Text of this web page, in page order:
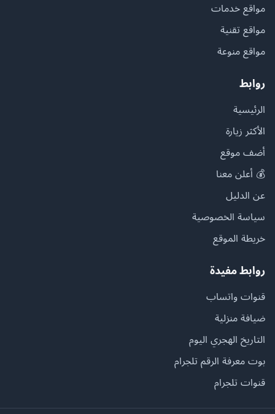
مواقع خدمات
مواقع تقنية
مواقع منوعة
روابط
الرئيسية
الأكثر زيارة
أضف موقع
💰 أعلن معنا
عن الدليل
سياسة الخصوصية
خريطة الموقع
روابط مفيدة
قنوات واتساب
ضيافة منزلية
التاريخ الهجري اليوم
بوت معرفة الرقم تلجرام
قنوات تلجرام